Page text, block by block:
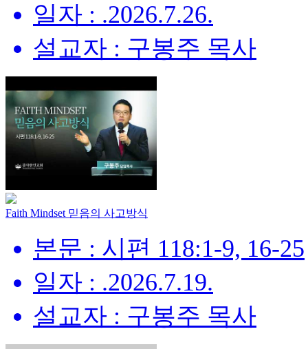
일자 : .2026.7.26.
설교자 : 구봉주 목사
Faith Mindset 믿음의 사고방식
본문 : 시편 118:1-9, 16-25
일자 : .2026.7.19.
설교자 : 구봉주 목사